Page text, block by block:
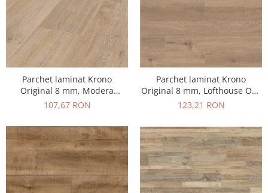
Parchet laminat Krono
Original 8 mm, Modera
Classic 5966, Sari Kavak, clasa
107,67 RON
Parchet laminat Krono
Original 8 mm, Lofthouse Oak
K288, clasa 32 AC4
123,21 RON